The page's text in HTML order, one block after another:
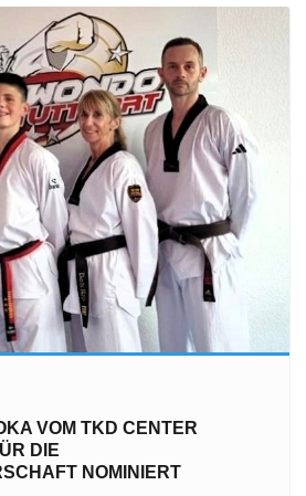
VOM TKD CENTER
DIE
NOMINIERT